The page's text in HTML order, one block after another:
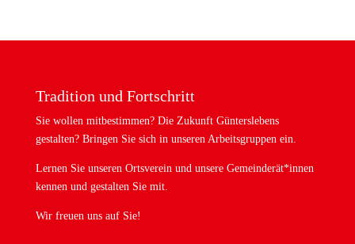
Tradition und Fortschritt
Sie wollen mitbestimmen? Die Zukunft Günterslebens
gestalten? Bringen Sie sich in unseren Arbeitsgruppen ein.
Lernen Sie unseren Ortsverein und unsere Gemeinderät*innen
kennen und gestalten Sie mit.
Wir freuen uns auf Sie!